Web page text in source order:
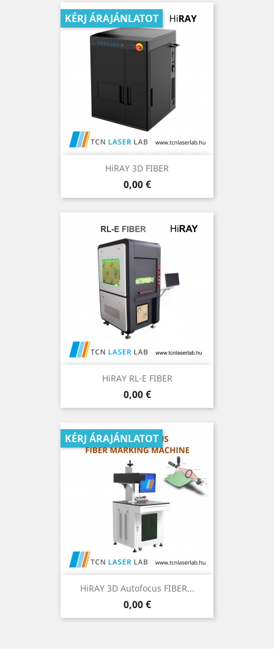
HiRAY 3D FIBER
Ár
0,00 €
KÉRJ ÁRAJÁNLATOT
HiRAY RL-E FIBER
Ár
0,00 €
HiRAY 3D Autofocus FIBER...
Ár
0,00 €
KÉRJ ÁRAJÁNLATOT